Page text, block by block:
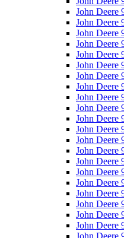
John Deere
John Deere
John Deere
John Deere
John Deere
John Deere
John Deere
John Deere
John Deere
John Deere
John Deere
John Deere
John Deere
John Deere
John Deere
John Deere
John Deere
John Deere
John Deere
John Deere
John Deere
John Deere